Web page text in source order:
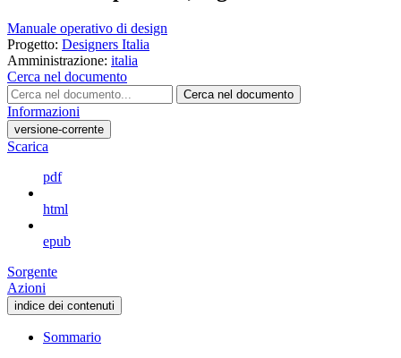
Manuale operativo di design
Progetto: Designers Italia
Amministrazione: italia
Cerca nel documento
Cerca nel documento
Informazioni
versione-corrente
Scarica
pdf
html
epub
Sorgente
Azioni
indice dei contenuti
Sommario